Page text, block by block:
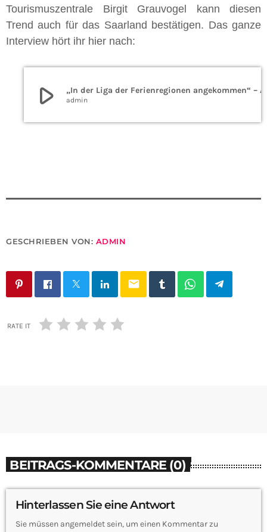
Tourismuszentrale Birgit Grauvogel kann diesen
Trend auch für das Saarland bestätigen. Das ganze
Interview hört ihr hier nach:
play_arrow admin
GESCHRIEBEN VON: ADMIN
email
RATE IT
BEITRAGS-KOMMENTARE (0)
Hinterlassen Sie eine Antwort
Sie müssen angemeldet sein, um einen Kommentar zu